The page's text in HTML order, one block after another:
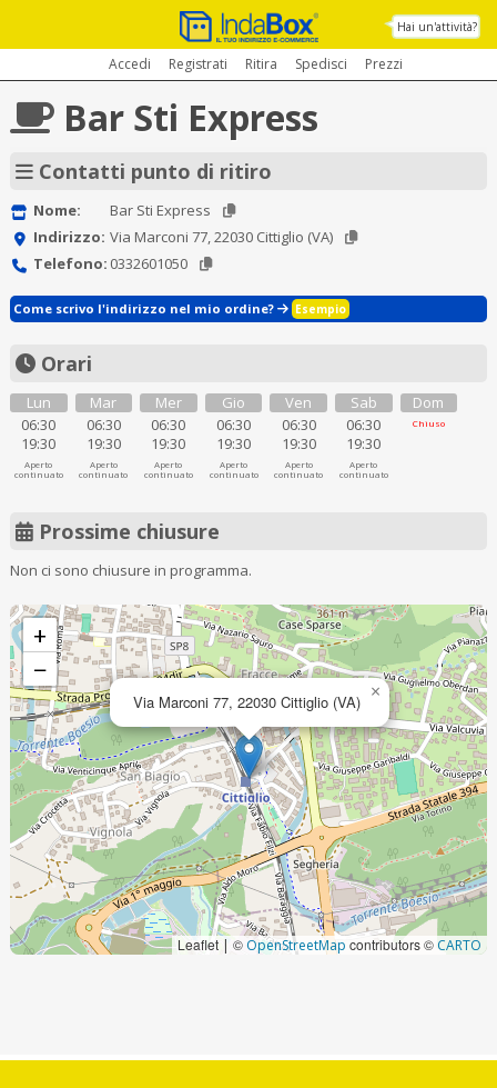
Hai un'attività?
Accedi Registrati Ritira Spedisci Prezzi
Bar Sti Express
Contatti punto di ritiro
Nome:
Bar Sti Express
Indirizzo: Via Marconi 77, 22030 Cittiglio (VA)
Telefono: 0332601050
Come scrivo l'indirizzo nel mio ordine? Esempio
Orari
Lun
06:30
19:30
Aperto
continuato
Mar
06:30
19:30
Aperto
continuato
Mer
06:30
19:30
Aperto
continuato
Gio
06:30
19:30
Aperto
continuato
Ven
06:30
19:30
Aperto
continuato
Sab
06:30
19:30
Aperto
continuato
Dom
Chiuso
Prossime chiusure
Non ci sono chiusure in programma.
Via Marconi 77, 22030 Cittiglio (VA) ×
+
−
Leaflet | © OpenStreetMap contributors ©CARTO